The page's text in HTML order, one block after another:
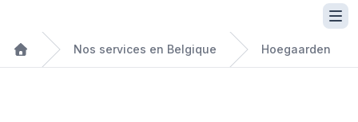
Nos services en Belgique Hoegaarden